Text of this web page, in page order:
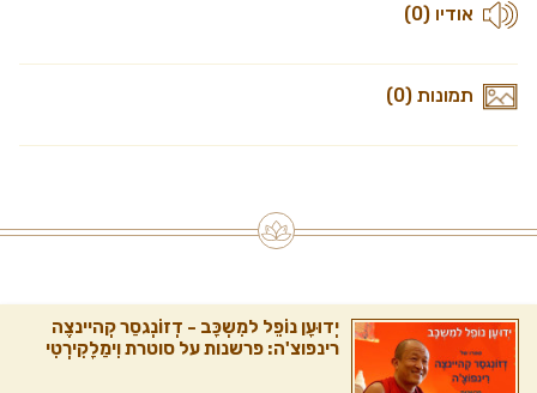
אודיו (0)
תמונות (0)
יְדוּעָן נוֹפֵל למִשְכָּב - דְזוֹנְגסַר קְהיינצֶה
רינפוצ'ה: פרשנות על סוטרת וִימַלָקִירְטִי